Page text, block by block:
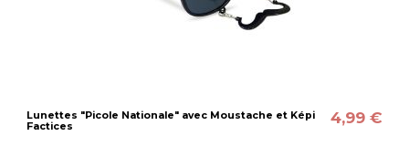
Lunettes "Picole Nationale" avec Moustache et Képi
Factices
4,99 €